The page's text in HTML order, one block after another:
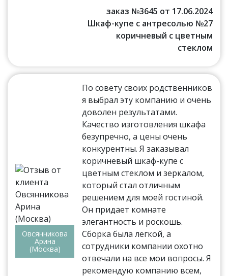
заказ №3645 от 17.06.2024
Шкаф-купе с антресолью №27
коричневый с цветным
стеклом
Овсянникова
Арина
(Москва)
По совету своих родственников
я выбрал эту компанию и очень
доволен результатами.
Качество изготовления шкафа
безупречно, а цены очень
конкурентны. Я заказывал
коричневый шкаф-купе с
цветным стеклом и зеркалом,
который стал отличным
решением для моей гостиной.
Он придает комнате
элегантность и роскошь.
Сборка была легкой, а
сотрудники компании охотно
отвечали на все мои вопросы. Я
рекомендую компанию всем,